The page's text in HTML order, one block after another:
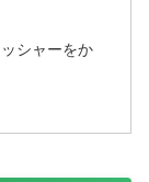
シャーをか